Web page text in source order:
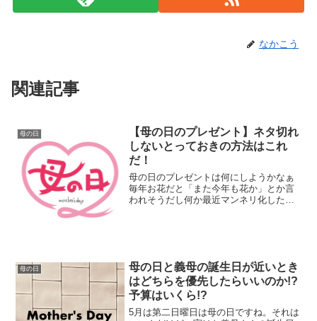
なかこう
関連記事
母の日
【母の日のプレゼント】ネタ切れ
しないとっておきの方法はこれ
だ！
母の日のプレゼントは何にしようかなぁ
毎年お花だと「また今年も花か」とか言
われそうだし何か最近マンネリ化したな
母の日
母の日と義母の誕生日が近いとき
はどちらを優先したらいいのか!?
予算はいくら!?
5月は第二日曜日は母の日ですね。それは